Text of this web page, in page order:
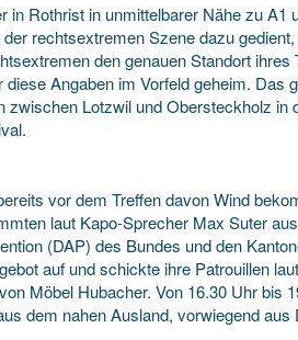
in Rothrist in unmittelbarer Nähe zu A1
rechtsextremen Szene dazu
den genauen Standort
Angaben im Vorfeld geheim. Das
Lotzwil und Obersteckholz in
vor dem Treffen davon Wind
laut Kapo-Sprecher Max Suter
(DAP) des Bundes und den
auf und schickte ihre Patrouillen
Möbel Hubacher. Von 16.30 Uhr bis
dem nahen Ausland, vorwiegend aus